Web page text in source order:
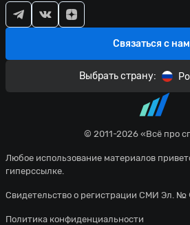
© 2011-2026 «Всё про
Любое использование материалов
гиперссылке.
Свидетельство о регистрации СМИ Эл.
Политика конфиденциальности
Связаться с
Выбрать страну: